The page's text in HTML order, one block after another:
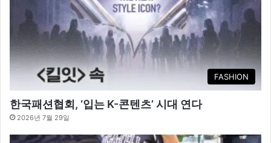
FASHION
한국패션협회, ‘입는 K-콘텐츠’ 시대 연다
2026년 7월 29일